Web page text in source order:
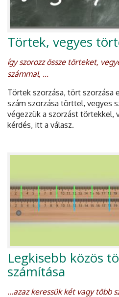
Törtek, vegyes
így szorozz össze törteket,
számmal, ...
Törtek szorzása, tört szorzása
szám szorzása törttel, vegyes
végezzük a szorzást törtekkel,
kérdés, itt a válasz.
Legkisebb közös
számítása
...azaz keressük két vagy több